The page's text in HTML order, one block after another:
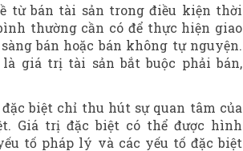
từ bán tài sản trong điều kiện thời
thường cần có để thực hiện giao
bán hoặc bán không tự nguyện.
giá trị tài sản bắt buộc phải bán,
biệt chỉ thu hút sự quan tâm của
Giá trị đặc biệt có thể được hình
tố pháp lý và các yếu tố đặc biệt